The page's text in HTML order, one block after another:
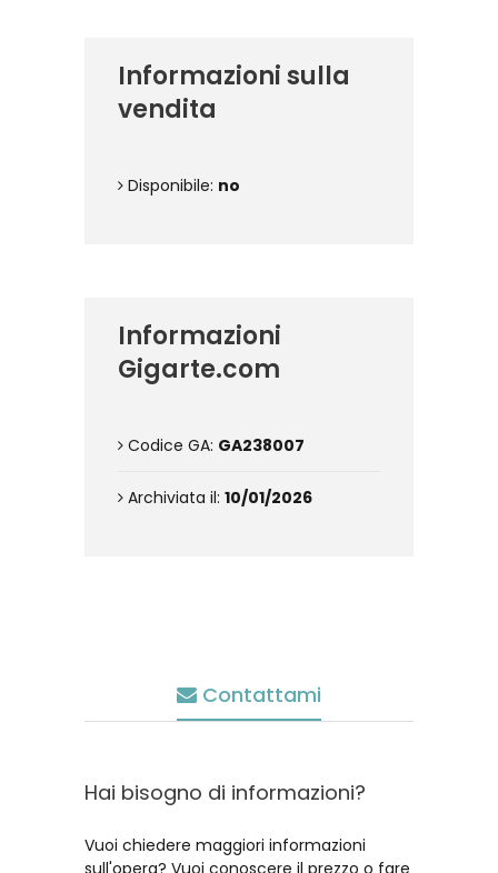
Informazioni sulla
vendita
Disponibile: no
Informazioni
Gigarte.com
Codice GA: GA238007
Archiviata il: 10/01/2026
Contattami
Hai bisogno di informazioni?
Vuoi chiedere maggiori informazioni
sull'opera? Vuoi conoscere il prezzo o fare